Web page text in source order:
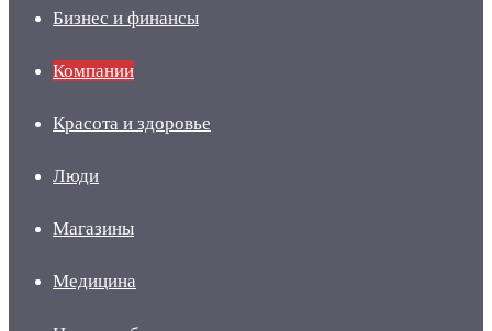
Бизнес и финансы
Компании
Красота и здоровье
Люди
Магазины
Медицина